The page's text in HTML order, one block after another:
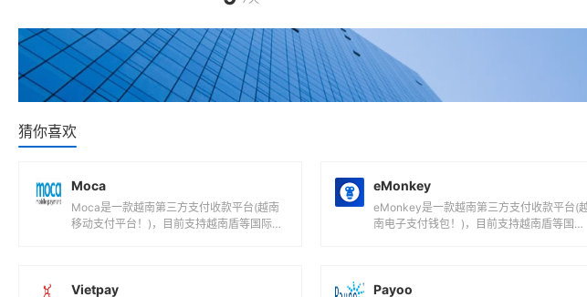
Moca
Moca是一款越南第三方支付收款平台(越南
流货币之间的电子支付、转账和汇款服务。...
eMonkey
eMonkey是一款越南第三方支付收款平台(越
Vietpay
Vietpay是一款越南第三方支付收款平台(越
南移动支付工具！)，目前支持越南盾等国际
主流货币之间的电子支付、转账和汇款...
Payoo
Payoo是一款越南第三方支付收款平台(越南
联合网上服务公司！)，目前支持越南盾等国
际主流货币之间的电子支付、转账和汇款...
NganLuong VNPay